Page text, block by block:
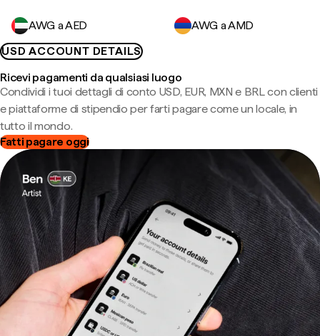
AWG a AED
AWG a AMD
USD ACCOUNT DETAILS
Ricevi pagamenti da qualsiasi luogo
Condividi i tuoi dettagli di conto USD, EUR, MXN e BRL con clienti
e piattaforme di stipendio per farti pagare come un locale, in
tutto il mondo.
Fatti pagare oggi